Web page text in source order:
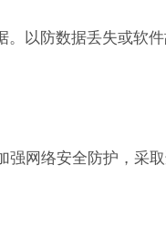
以防数据丢失或软
网络安全防护，采